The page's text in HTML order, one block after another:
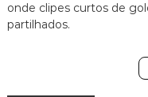
onde clipes curtos de
partilhados.